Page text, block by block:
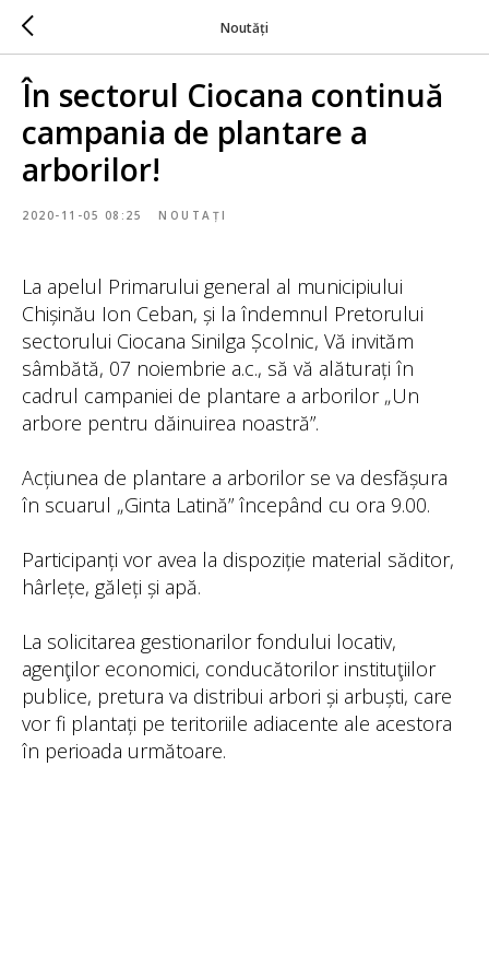
Noutăți
În sectorul Ciocana continuă
campania de plantare a
arborilor!
2020-11-05 08:25 NOUTAȚI
La apelul Primarului general al municipiului
Chișinău Ion Ceban, și la îndemnul Pretorului
sectorului Ciocana Sinilga Școlnic, Vă invităm
sâmbătă, 07 noiembrie a.c., să vă alăturați în
cadrul campaniei de plantare a arborilor „Un
arbore pentru dăinuirea noastră”.
Acțiunea de plantare a arborilor se va desfășura
în scuarul „Ginta Latină” începând cu ora 9.00.
Participanți vor avea la dispoziție material săditor,
hârlețe, găleți și apă.
La solicitarea gestionarilor fondului locativ,
agenţilor economici, conducătorilor instituţiilor
publice, pretura va distribui arbori și arbuști, care
vor fi plantați pe teritoriile adiacente ale acestora
în perioada următoare.